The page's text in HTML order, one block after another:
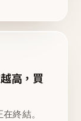
高，買
終結。